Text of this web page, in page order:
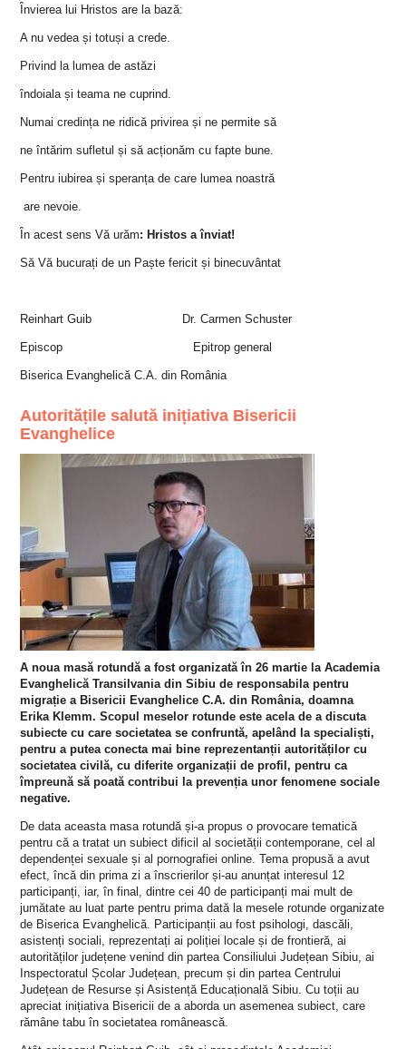
Învierea lui Hristos are la bază:
A nu vedea și totuși a crede.
Privind la lumea de astăzi
îndoiala și teama ne cuprind.
Numai credința ne ridică privirea și ne permite să
ne întărim sufletul și să acționăm cu fapte bune.
Pentru iubirea și speranța de care lumea noastră
are nevoie.
În acest sens Vă urăm: Hristos a înviat!
Să Vă bucurați de un Paște fericit și binecuvântat
Reinhart Guib Dr. Carmen Schuster
Episcop Epitrop general
Biserica Evanghelică C.A. din România
Autoritățile salută inițiativa Bisericii
Evanghelice
A noua masă rotundă a fost organizată în 26 martie la Academia
Evanghelică Transilvania din Sibiu de responsabila pentru
migrație a Bisericii Evanghelice C.A. din România, doamna
Erika Klemm. Scopul meselor rotunde este acela de a discuta
subiecte cu care societatea se confruntă, apelând la specialiști,
pentru a putea conecta mai bine reprezentanții autorităților cu
societatea civilă, cu diferite organizații de profil, pentru ca
împreună să poată contribui la prevenția unor fenomene sociale
negative.
De data aceasta masa rotundă și-a propus o provocare tematică
pentru că a tratat un subiect dificil al societății contemporane, cel al
dependenței sexuale și al pornografiei online. Tema propusă a avut
efect, încă din prima zi a înscrierilor și-au anunțat interesul 12
participanți, iar, în final, dintre cei 40 de participanți mai mult de
jumătate au luat parte pentru prima dată la mesele rotunde organizate
de Biserica Evanghelică. Participanții au fost psihologi, dascăli,
asistenți sociali, reprezentați ai poliției locale și de frontieră, ai
autorităților județene venind din partea Consiliului Județean Sibiu, ai
Inspectoratul Școlar Județean, precum și din partea Centrului
Județean de Resurse și Asistență Educațională Sibiu. Cu toții au
apreciat inițiativa Bisericii de a aborda un asemenea subiect, care
rămâne tabu în societatea românească.